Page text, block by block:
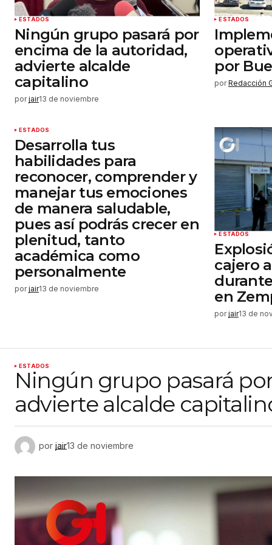
ESTADOS
Ningún grupo pasará por
encima de la autoridad,
advierte alcalde
capitalino
por jair13 de noviembre
ESTADOS
por
por Redacción
ESTADOS
Desarrolla tus
habilidades para
reconocer, comprender y
manejar tus emociones
de manera saludable,
pues así podrás crecer en
plenitud, tanto
académica como
personalmente
por jair13 de noviembre
ESTADOS
cajero
en
por jair13 de
ESTADOS
Ningún grupo pasará
advierte alcalde
por jair13 de noviembre